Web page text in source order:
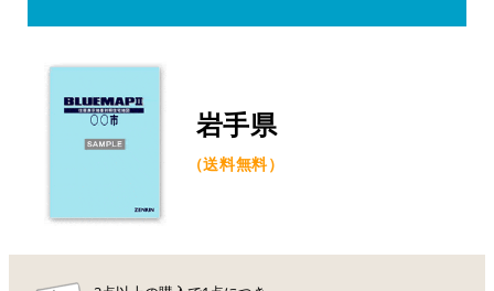
岩手県
（送料無料）